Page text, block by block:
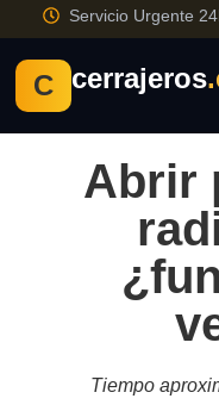
Servicio Urgente
C cerrajeros
Abrir
Tiempo